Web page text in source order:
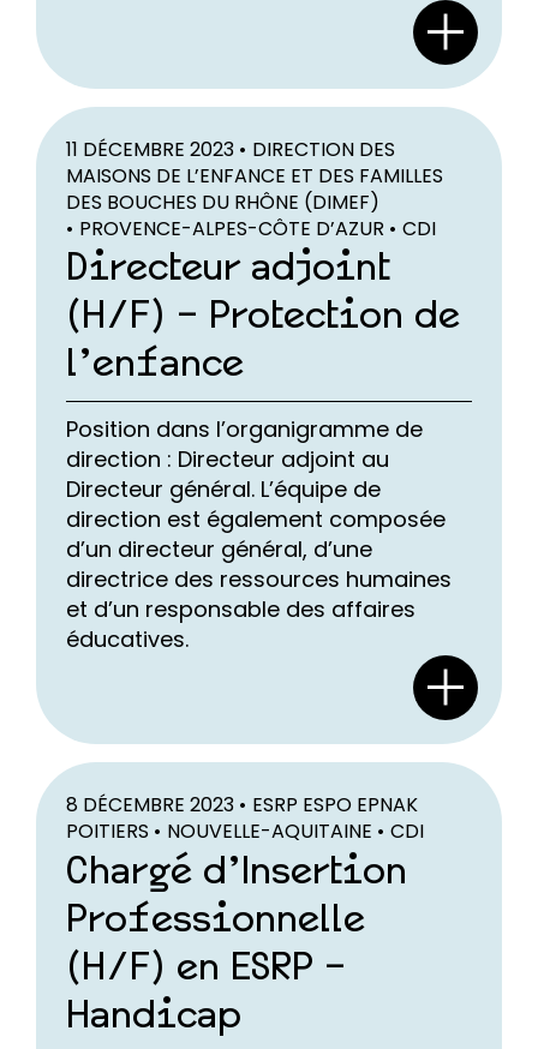
11 DÉCEMBRE 2023 • DIRECTION DES
MAISONS DE L’ENFANCE ET DES FAMILLES
DES BOUCHES DU RHÔNE (DIMEF)
• PROVENCE-ALPES-CÔTE D’AZUR • CDI
Directeur adjoint
(H/F) – Protection de
l’enfance
Position dans l’organigramme de
direction : Directeur adjoint au
Directeur général. L’équipe de
direction est également composée
d’un directeur général, d’une
directrice des ressources humaines
et d’un responsable des affaires
éducatives.
8 DÉCEMBRE 2023 • ESRP ESPO EPNAK
POITIERS • NOUVELLE-AQUITAINE • CDI
Chargé d’Insertion
Professionnelle
(H/F) en ESRP –
Handicap